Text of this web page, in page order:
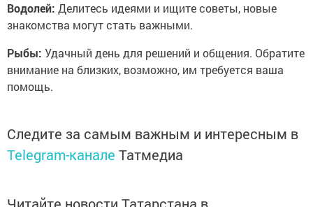
Водолей: Делитесь идеями и ищите советы, новые
знакомства могут стать важными.
Рыбы: Удачный день для решений и общения. Обратите
внимание на близких, возможно, им требуется ваша
помощь.
Следите за самым важным и интересным в
Telegram-канале Татмедиа